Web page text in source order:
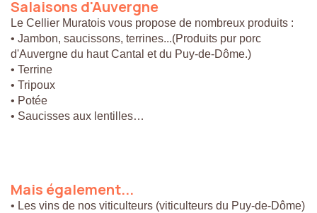
Salaisons d'Auvergne
Le Cellier Muratois vous propose de nombreux produits :
• Jambon, saucissons, terrines...(Produits pur porc
d'Auvergne du haut Cantal et du Puy-de-Dôme.)
• Terrine
• Tripoux
• Potée
• Saucisses aux lentilles…
Mais également...
• Les vins de nos viticulteurs (viticulteurs du Puy-de-Dôme)